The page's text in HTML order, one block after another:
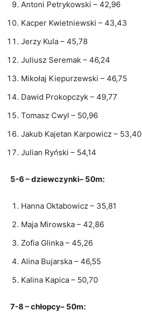
Antoni Petrykowski – 42,96
Kacper Kwietniewski – 43,43
Jerzy Kula – 45,78
Juliusz Seremak – 46,24
Mikołaj Kiepurzewski – 46,75
Dawid Prokopczyk – 49,77
Tomasz Cwyl – 50,96
Jakub Kajetan Karpowicz – 53,40
Julian Ryński – 54,14
5-6 – dziewczynki– 50m:
Hanna Oktabowicz – 35,81
Maja Mirowska – 42,86
Zofia Glinka – 45,26
Alina Bujarska – 46,55
Kalina Kapica – 50,70
7-8 – chłopcy– 50m: